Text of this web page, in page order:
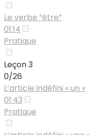
Le verbe “être”
01:14
Pratique
Leçon 3
0/26
L’article indéfini « un »
01:43
Pratique